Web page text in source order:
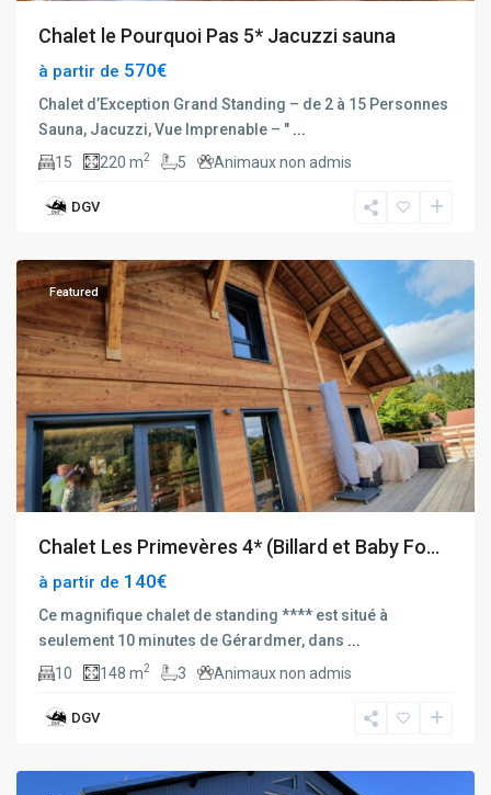
Chalet le Pourquoi Pas 5* Jacuzzi sauna
à partir de 570€
Chalet d’Exception Grand Standing – de 2 à 15 Personnes
Sauna, Jacuzzi, Vue Imprenable – " ...
15
220 m2 5 Animaux non admis
DGV
Featured
Chalet Les Primevères 4* (Billard et Baby Fo...
à partir de 140€
Ce magnifique chalet de standing **** est situé à
seulement 10 minutes de Gérardmer, dans ...
10
148 m2 3 Animaux non admis
DGV
Le